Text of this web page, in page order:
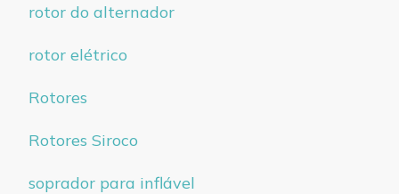
rotor do alternador
rotor elétrico
Rotores
Rotores Siroco
soprador para inflável